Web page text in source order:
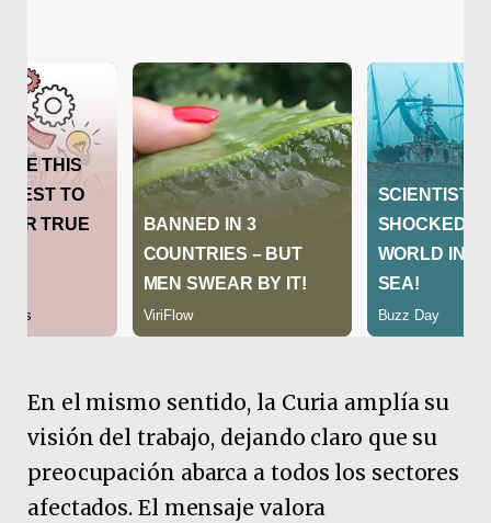
En el mismo sentido, la Curia amplía su
visión del trabajo, dejando claro que su
preocupación abarca a todos los sectores
afectados. El mensaje valora